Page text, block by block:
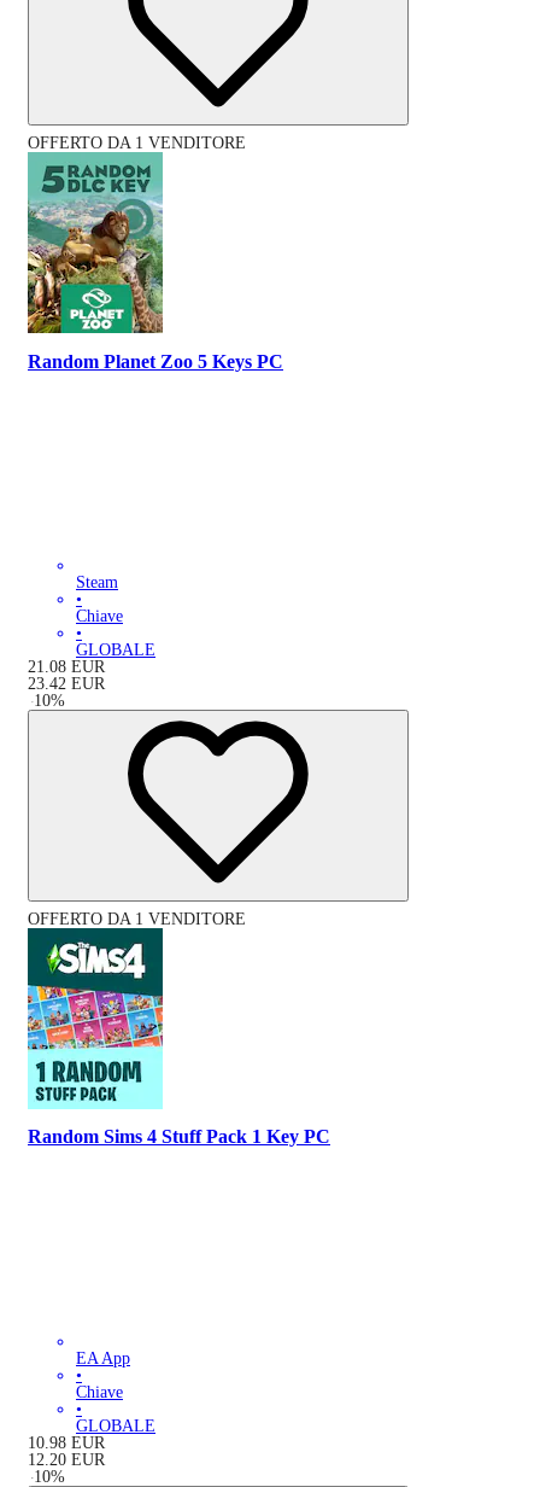
OFFERTO DA 1 VENDITORE
Random Planet Zoo 5 Keys PC
Steam
•
Chiave
•
GLOBALE
21.08 EUR
23.42 EUR
-10%
OFFERTO DA 1 VENDITORE
Random Sims 4 Stuff Pack 1 Key PC
EA App
•
Chiave
•
GLOBALE
10.98 EUR
12.20 EUR
-10%